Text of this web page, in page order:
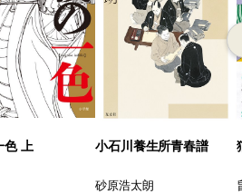
色 上 小石川養生所青春譜
砂原浩太朗